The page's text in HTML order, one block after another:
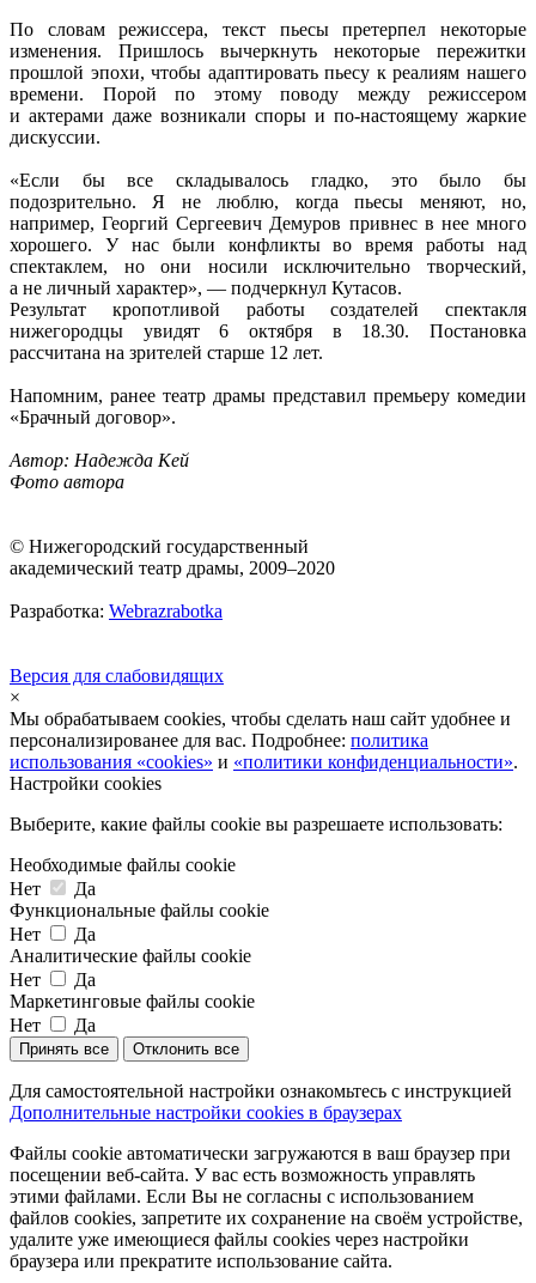
По словам режиссера, текст пьесы претерпел некоторые
изменения. Пришлось вычеркнуть некоторые пережитки
прошлой эпохи, чтобы адаптировать пьесу к реалиям нашего
времени. Порой по этому поводу между режиссером
и актерами даже возникали споры и по-настоящему жаркие
дискуссии.
«Если бы все складывалось гладко, это было бы
подозрительно. Я не люблю, когда пьесы меняют, но,
например, Георгий Сергеевич Демуров привнес в нее много
хорошего. У нас были конфликты во время работы над
спектаклем, но они носили исключительно творческий,
а не личный характер», — подчеркнул Кутасов.
Результат кропотливой работы создателей спектакля
нижегородцы увидят 6 октября в 18.30. Постановка
рассчитана на зрителей старше 12 лет.
Напомним, ранее театр драмы представил премьеру комедии
«Брачный договор».
Автор: Надежда Кей
Фото автора
© Нижегородский государственный
академический театр драмы, 2009–2020
Разработка: Webrazrabotka
Версия для слабовидящих
×
Мы обрабатываем cookies, чтобы сделать наш сайт удобнее и
персонализированее для вас. Подробнее: политика
использования «cookies» и «политики конфиденциальности».
Настройки cookies
Выберите, какие файлы cookie вы разрешаете использовать:
Необходимые файлы cookie
Нет
Да
Функциональные файлы cookie
Нет
Да
Аналитические файлы cookie
Нет
Да
Маркетинговые файлы cookie
Нет
Да
Принять все Отклонить все
Для самостоятельной настройки ознакомьтесь с инструкцией
Дополнительные настройки cookies в браузерах
Файлы cookie автоматически загружаются в ваш браузер при
посещении веб-сайта. У вас есть возможность управлять
этими файлами. Если Вы не согласны с использованием
файлов cookies, запретите их сохранение на своём устройстве,
удалите уже имеющиеся файлы cookies через настройки
браузера или прекратите использование сайта.